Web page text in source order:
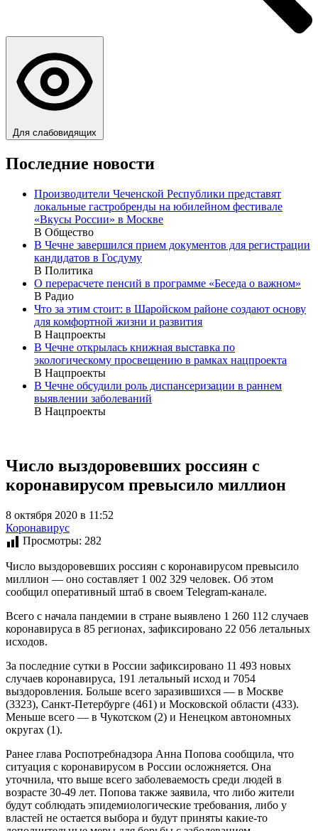
Для слабовидящих
Последние новости
Производители Чеченской Республики представят
локальные гастробренды на юбилейном фестивале
«Вкусы России» в Москве
В Общество
В Чечне завершился прием документов для регистрации
кандидатов в Госдуму
В Политика
О перерасчете пенсий в программе «Беседа о важном»
В Радио
Что за этим стоит: в Шаройском районе создают основу
для комфортной жизни и развития
В Нацпроекты
В Чечне открылась книжная выставка по
экологическому просвещению в рамках нацпроекта
В Нацпроекты
В Чечне обсудили роль диспансеризации в раннем
выявлении заболеваний
В Нацпроекты
Число выздоровевших россиян с
коронавирусом превысило миллион
8 октября 2020 в 11:52
Коронавирус
Просмотры: 282
Число выздоровевших россиян с коронавирусом превысило
миллион — оно составляет 1 002 329 человек. Об этом
сообщил оперативный штаб в своем Telegram-канале.
Всего с начала пандемии в стране выявлено 1 260 112 случаев
коронавируса в 85 регионах, зафиксировано 22 056 летальных
исходов.
За последние сутки в России зафиксировано 11 493 новых
случаев коронавируса, 191 летальный исход и 7054
выздоровления. Больше всего заразившихся — в Москве
(3323), Санкт-Петербурге (461) и Московской области (433).
Меньше всего — в Чукотском (2) и Ненецком автономных
округах (1).
Ранее глава Роспотребнадзора Анна Попова сообщила, что
ситуация с коронавирусом в России осложняется. Она
уточнила, что выше всего заболеваемость среди людей в
возрасте 30-49 лет. Попова также заявила, что либо жители
будут соблюдать эпидемиологические требования, либо у
властей не остается выбора и будут приняты какие-то